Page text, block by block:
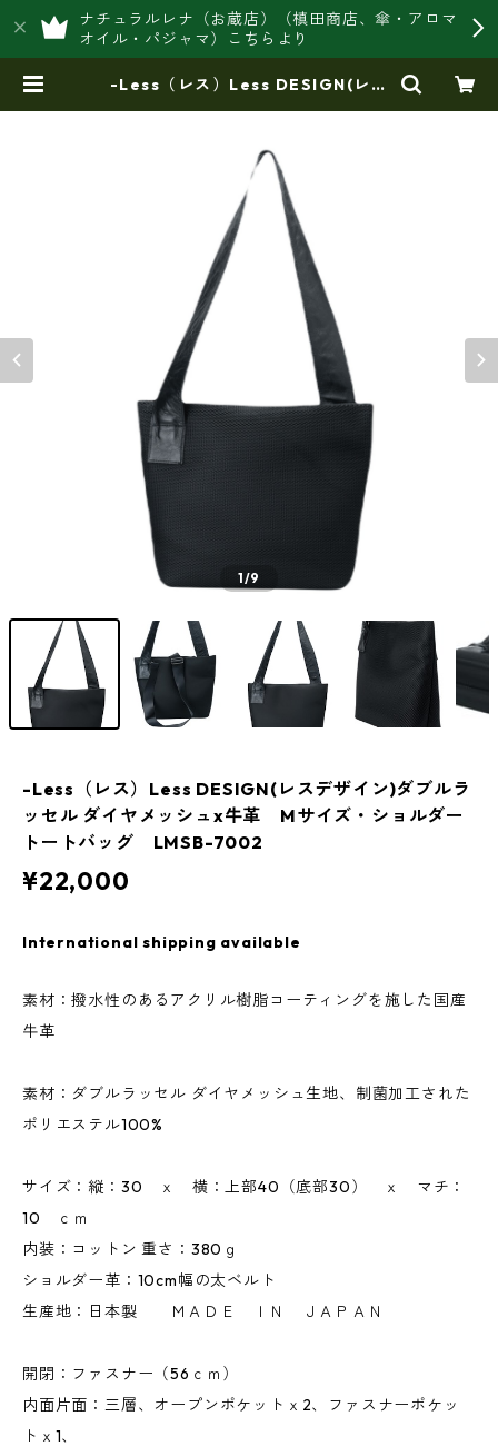
ナチュラルレナ（お蔵店）（槙田商店、傘・アロマ
オイル・パジャマ）こちらより
-Less（レス）Less DESIGN(レス
製オリジナルバッグ製造販売【日本
製・バッグ財布 専門店】レナ ジ
ャパンメイド ショップ
1/9
-Less（レス）Less DESIGN(レスデザイン)ダブルラ
ッセル ダイヤメッシュx牛革 Mサイズ・ショルダー
トートバッグ LMSB-7002
¥22,000
International shipping available
素材：撥水性のあるアクリル樹脂コーティングを施した国産
牛革
素材：ダブルラッセル ダイヤメッシュ生地、制菌加工された
ポリエステル100%
サイズ：縦：30 ｘ 横：上部40（底部30） ｘ マチ：
10 ｃｍ
内装：コットン 重さ：380ｇ
ショルダー革：10cm幅の太ベルト
生産地：日本製 ＭＡＤＥ ＩＮ ＪＡＰＡＮ
開閉：ファスナー（56ｃｍ）
内面片面：三層、オープンポケットｘ2、ファスナーポケッ
トｘ1、